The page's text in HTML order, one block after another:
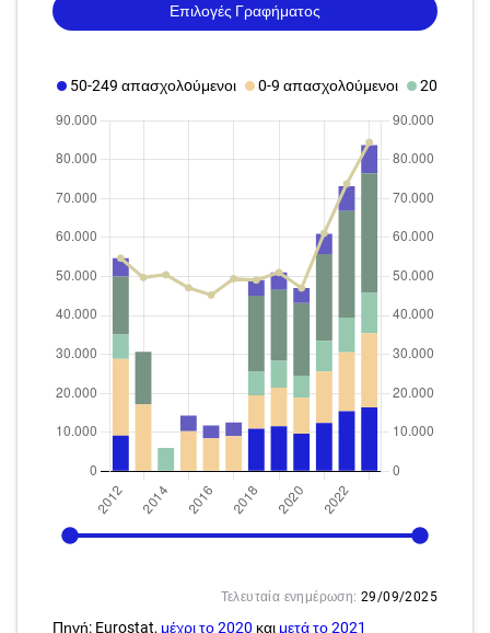
Επιλογές Γραφήματος
50-249 απασχολoύμενοι 0-9 απασχολoύμενοι 20-49
Τελευταία ενημέρωση: 29/09/2025
Πηγή: Eurostat, μέχρι το 2020 και μετά το 2021